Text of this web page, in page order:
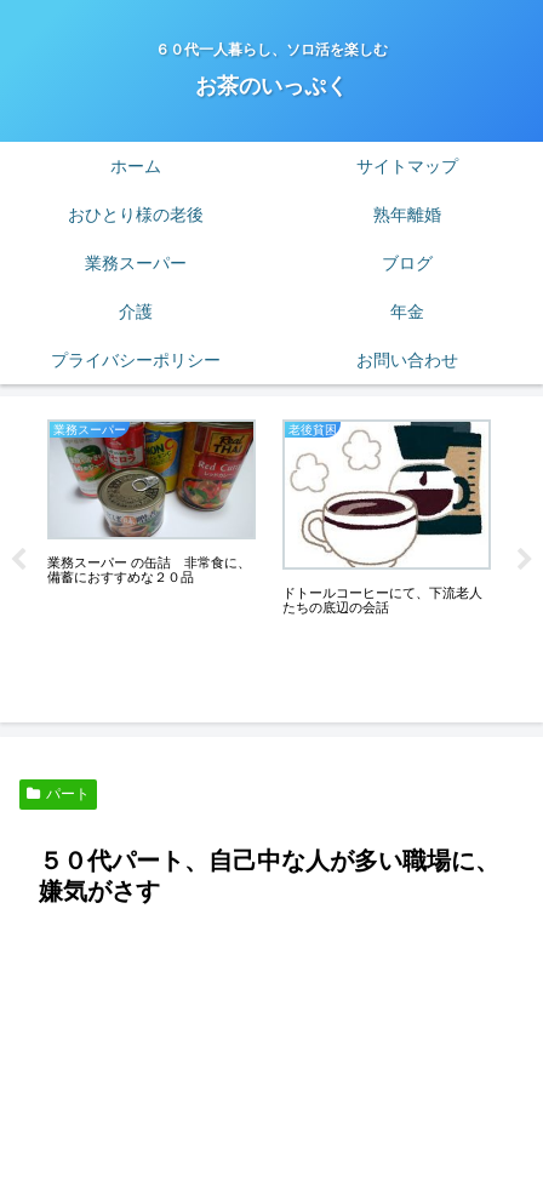
６０代一人暮らし、ソロ活を楽しむ
お茶のいっぷく
ホーム サイトマップ
おひとり様の老後 熟年離婚
業務スーパー ブログ
介護 年金
プライバシーポリシー お問い合わせ
業務スーパー
業務スーパー の缶詰 非常食に、
備蓄におすすめな２０品
老後貧困
ドトールコーヒーにて、下流老人
たちの底辺の会話
パート
５０代パート、自己中な人が多い職場に、
嫌気がさす